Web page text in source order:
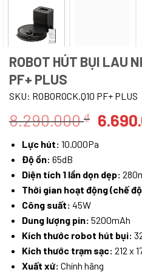
ROBOT HÚT BỤI LAU
PF+ PLUS
SKU: ROBOROCK.Q10 PF+ PLUS
8.290.000₫ Giá
là:
Lực hút: 10.000Pa
Độ ồn: 65dB
Diện tích 1 lần dọn dẹp:
Thời gian hoạt động (chế
Công suất: 45W
Dung lượng pin: 5200mAh
Kích thước robot hút bụi:
Kích thước trạm sạc: 212 x
Xuất xứ: Chính hãng